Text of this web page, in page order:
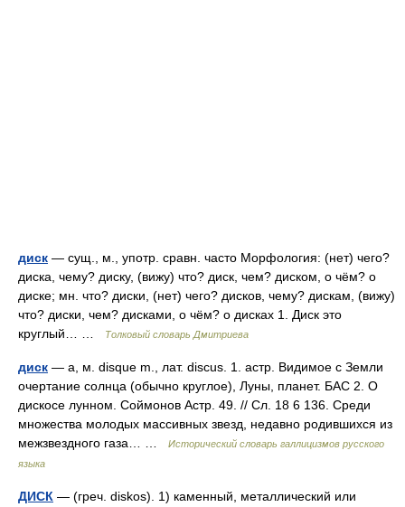
диск — сущ., м., употр. сравн. часто Морфология: (нет) чего?
диска, чему? диску, (вижу) что? диск, чем? диском, о чём? о
диске; мн. что? диски, (нет) чего? дисков, чему? дискам, (вижу)
что? диски, чем? дисками, о чём? о дисках 1. Диск это
круглый… …
Толковый словарь Дмитриева
диск — а, м. disque m., лат. discus. 1. астр. Видимое с Земли
очертание солнца (обычно круглое), Луны, планет. БАС 2. О
дискосе лунном. Соймонов Астр. 49. // Сл. 18 6 136. Среди
множества молодых массивных звезд, недавно родившихся из
межзвездного газа… …
Исторический словарь галлицизмов русского
языка
ДИСК — (греч. diskos). 1) каменный, металлический или